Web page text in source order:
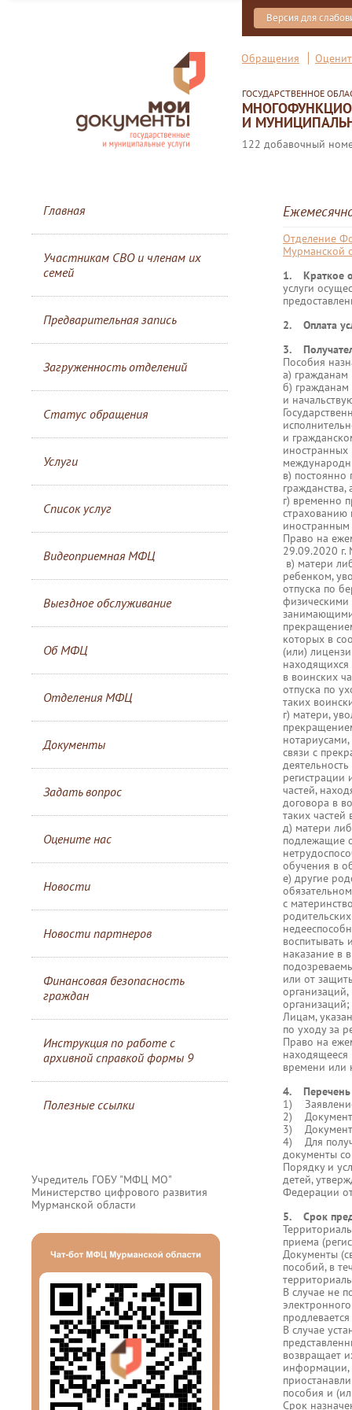
Версия для
Обращения
ГОСУДАРСТВЕННОЕ
И
122 добавочный
Главная
Участникам СВО и членам их
семей
Предварительная запись
Загруженность отделений
Статус обращения
Услуги
Список услуг
Видеоприемная МФЦ
Выездное обслуживание
Об МФЦ
Отделения МФЦ
Документы
Задать вопрос
Оцените нас
Новости
Новости партнеров
Финансовая безопасность
граждан
Инструкция по работе с
архивной справкой формы 9
Полезные ссылки
Учредитель ГОБУ "МФЦ МО"
Министерство цифрового развития
Мурманской области
Отделение
Мурманской
1. Краткое
услуги
2. Оплата
3.
Пособия
а)
б) гражданам
и
и
иностранных
в)
г) временно
страхованию
иностранным
Право на
29.09.2020
в) матери
ребенком,
отпуска по
физическими
которых в
(или)
находящихся
в воинских
отпуска по
таких
г) матери,
связи с
регистрации
частей,
договора в
таких
д) матери
подлежащие
обучения в
е) другие
с
воспитывать
наказание в
или от
организаций;
Лицам,
по уходу за
Право на
находящееся
времени или
4. Перечень
1)
2) Документ,
3) Документ,
4) Для
документы
Порядку и
детей,
Федерации
5. Срок
приема
Документы
пособий, в
В случае не
В случае
возвращает
информации,
пособия и
Срок